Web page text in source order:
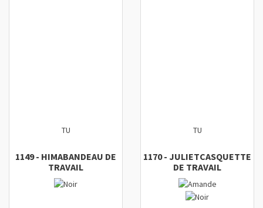
TU
1149- HIMABANDEAU DE
TRAVAIL
TU
1170- JULIETCASQUETTE
DE TRAVAIL